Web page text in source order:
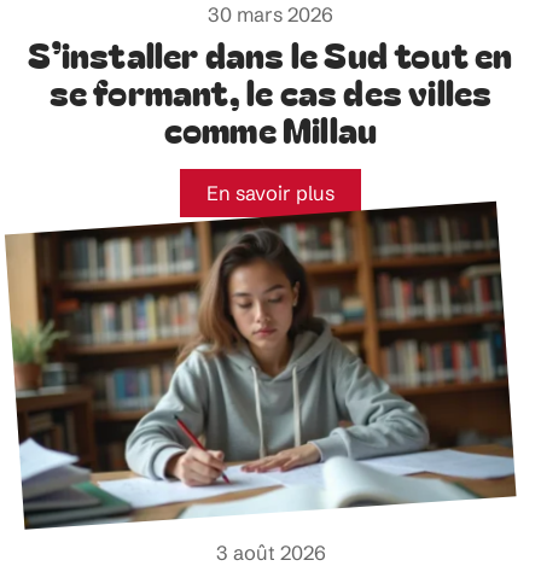
30 mars 2026
S’installer dans le Sud tout en
se formant, le cas des villes
comme Millau
En savoir plus
3 août 2026